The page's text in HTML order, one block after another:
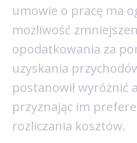
umowie o pracę ma
możliwość
opodatkowania za
uzyskania
postanowił wyróżnić
przyznając im
rozliczania kosztów.